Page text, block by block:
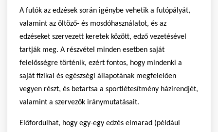
A futók az edzések során igénybe vehetik a futópályát,
valamint az öltöző- és mosdóhasználatot, és az
edzéseket szervezett keretek között, edző vezetésével
tartják meg. A részvétel minden esetben saját
felelősségre történik, ezért fontos, hogy mindenki a
saját fizikai és egészségi állapotának megfelelően
vegyen részt, és betartsa a sportlétesítmény házirendjét,
valamint a szervezők iránymutatásait.
Előfordulhat, hogy egy-egy edzés elmarad (például